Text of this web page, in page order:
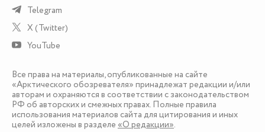
Telegram
X (Twitter)
YouTube
Все права на материалы, опубликованные на сайте
«Арктического обозревателя» принадлежат редакции и/или
авторам и охраняются в соответствии с законодательством
РФ об авторских и смежных правах. Полные правила
использования материалов сайта для цитирования и иных
целей изложены в разделе «О редакции».